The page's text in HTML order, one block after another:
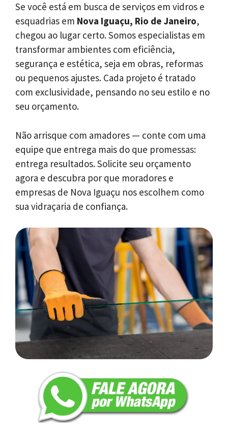
Se você está em busca de serviços em vidros e
esquadrias em Nova Iguaçu, Rio de Janeiro,
chegou ao lugar certo. Somos especialistas em
transformar ambientes com eficiência,
segurança e estética, seja em obras, reformas
ou pequenos ajustes. Cada projeto é tratado
com exclusividade, pensando no seu estilo e no
seu orçamento.
Não arrisque com amadores — conte com uma
equipe que entrega mais do que promessas:
entrega resultados. Solicite seu orçamento
agora e descubra por que moradores e
empresas de Nova Iguaçu nos escolhem como
sua vidraçaria de confiança.